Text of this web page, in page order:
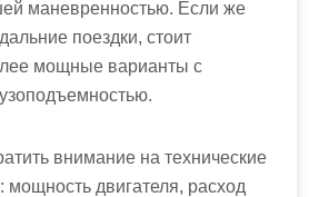
маневренностью. Если же
поездки, стоит
мощные варианты с
внимание на технические
мощность двигателя, расход